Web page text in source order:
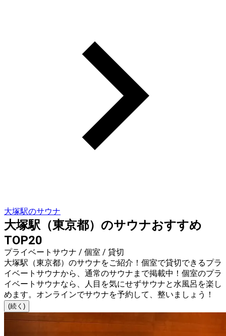
大塚駅のサウナ
大塚駅（東京都）のサウナおすすめ
TOP20
プライベートサウナ / 個室 / 貸切
大塚駅（東京都）のサウナをご紹介！個室で貸切できるプラ
イベートサウナから、通常のサウナまで掲載中！個室のプラ
イベートサウナなら、人目を気にせずサウナと水風呂を楽し
めます。オンラインでサウナを予約して、整いましょう！
(続く)